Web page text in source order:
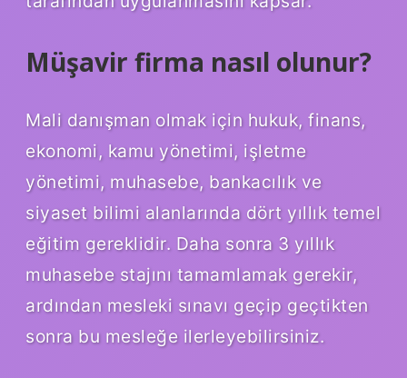
Müşavir firma nasıl olunur?
Mali danışman olmak için hukuk, finans,
ekonomi, kamu yönetimi, işletme
yönetimi, muhasebe, bankacılık ve
siyaset bilimi alanlarında dört yıllık temel
eğitim gereklidir. Daha sonra 3 yıllık
muhasebe stajını tamamlamak gerekir,
ardından mesleki sınavı geçip geçtikten
sonra bu mesleğe ilerleyebilirsiniz.